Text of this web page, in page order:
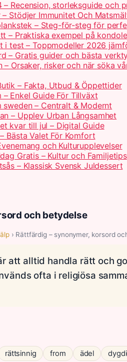
– Recension, storleksguide och
– Stödjer Immunitet Och
– Steg-för-steg för
– Praktiska exempel på
i test – Toppmodeller 2026
– Gratis guider och bästa
Orsaker, risker och när söka
– Fakta, Utbud & Öppettider
Enkel Guide För Tillväxt
sweden – Centralt & Modernt
– Upplev Urban Långsamhet
kvar till jul – Digital Guide
Bästa Valet För Komfort
och Kulturupplevelser
Gratis – Kultur och Familjetips
– Klassisk Svensk Juldessert
och betydelse
› Rättfärdig – synonymer, korsord
att alltid handla rätt och
ofta i religiösa
rättsinnig from ädel